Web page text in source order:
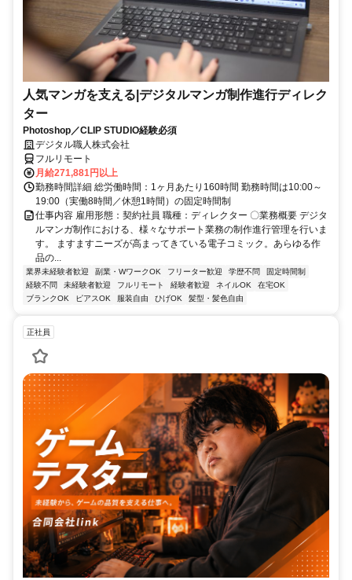
人気マンガを支える|デジタルマンガ制作進行ディレク
ター
Photoshop／CLIP STUDIO経験必須
デジタル職人株式会社
フルリモート
月給271,881円以上
勤務時間詳細 総労働時間：1ヶ月あたり160時間 勤務時間は10:00～
19:00（実働8時間／休憩1時間）の固定時間制
仕事内容 雇用形態：契約社員 職種：ディレクター 〇業務概要 デジタ
ルマンガ制作における、様々なサポート業務の制作進行管理を行いま
す。 ますますニーズが高まってきている電子コミック。あらゆる作
品の...
業界未経験者歓迎 副業・WワークOK フリーター歓迎 学歴不問
固定時間制
経験不問
未経験者歓迎 フルリモート 経験者歓迎 ネイルOK
在宅OK
ブランクOK
ピアスOK 服装自由 ひげOK 髪型・髪色自由
正社員